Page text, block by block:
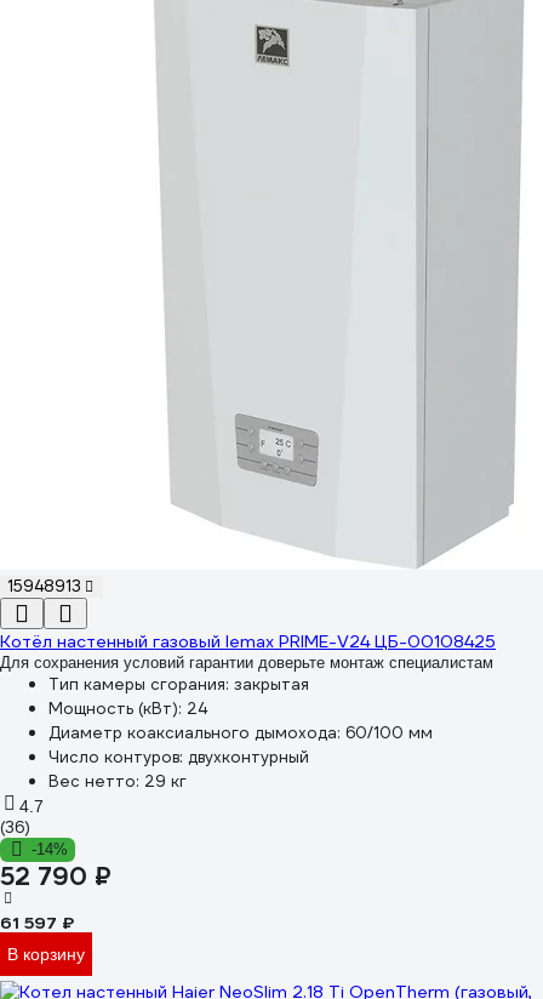
15948913
Котёл настенный газовый lemax PRIME-V24 ЦБ-00108425
Для сохранения условий гарантии доверьте монтаж специалистам
Тип камеры сгорания: закрытая
Мощность (кВт): 24
Диаметр коаксиального дымохода: 60/100 мм
Число контуров: двухконтурный
Вес нетто: 29 кг
4.7
(36)
-14%
52 790 ₽
61 597 ₽
В корзину